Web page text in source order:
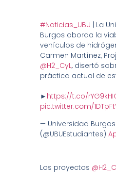
#Noticias_UBU | La
Burgos aborda la
vehículos de
Carmen Martínez,
@H2_CyL, disertó
práctica actual de
► https://t.co/
pic.twitter.com/
— Universidad Burgos
(@UBUEstudiantes)
Los proyectos